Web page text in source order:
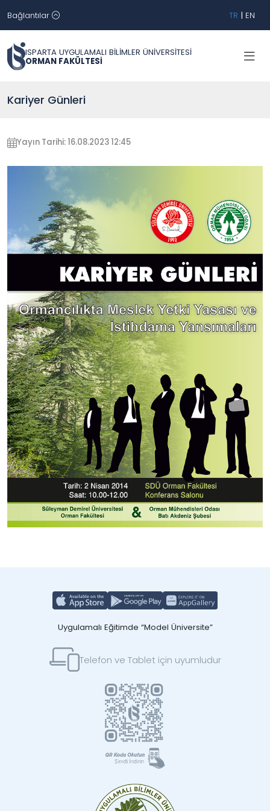
Bağlantılar TR | EN
ISPARTA UYGULAMALI BİLİMLER ÜNİVERSİTESİ
ORMAN FAKÜLTESİ
Kariyer Günleri
Yayın Tarihi: 16.08.2023 12:45
Uygulamalı Eğitimde “Model Üniversite”
Telefon ve Tablet için uyumludur